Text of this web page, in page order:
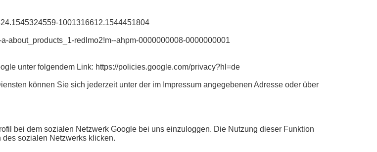
1001316612.1544451804
about_products_1-redlmo2!m--ahpm-0000000008-0000000001
unter folgendem Link: https://policies.google.com/privacy?hl=de
können Sie sich jederzeit unter der im Impressum angegebenen Adresse oder über
bei dem sozialen Netzwerk Google bei uns einzuloggen. Die Nutzung dieser Funktion
des sozialen Netzwerks klicken.